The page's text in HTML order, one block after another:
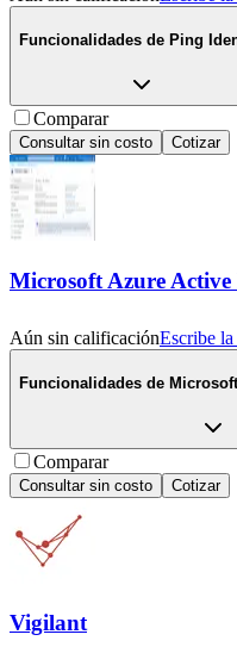
Funcionalidades de Ping
Comparar
Consultar sin costo Cotizar
Microsoft Azure
Aún sin calificaciónEscribe la
Funcionalidades de
Comparar
Consultar sin costo Cotizar
Vigilant